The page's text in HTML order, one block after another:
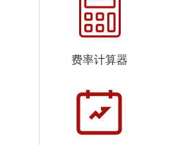
2026-
07-21
1.1404
2026-
07-20
1.1086
2026-
1.0831
2026-
1.1180
费率计算器